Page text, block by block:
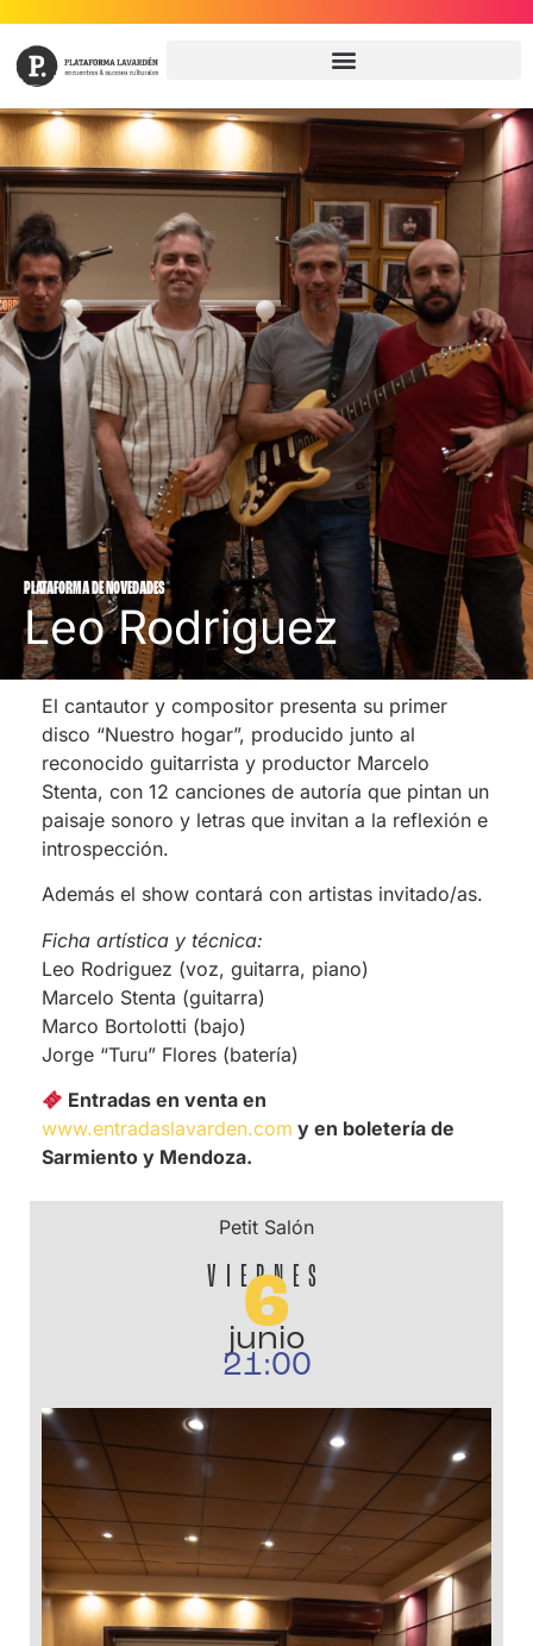
PLATAFORMA DE NOVEDADES
Leo Rodriguez
El cantautor y compositor presenta su primer
disco “Nuestro hogar”, producido junto al
reconocido guitarrista y productor Marcelo
Stenta, con 12 canciones de autoría que pintan un
paisaje sonoro y letras que invitan a la reflexión e
introspección.
Además el show contará con artistas invitado/as.
Ficha artística y técnica:
Leo Rodriguez (voz, guitarra, piano)
Marcelo Stenta (guitarra)
Marco Bortolotti (bajo)
Jorge “Turu” Flores (batería)
Entradas en venta en
www.entradaslavarden.com y en boletería de
Sarmiento y Mendoza.
Petit Salón
VIERNES
6
junio
21:00